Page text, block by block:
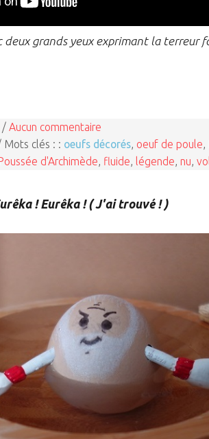
deux grands yeux exprimant la terreur
/ Aucun commentaire
Mots clés : : oeufs décorés, oeuf de poule,
d'Archimède, fluide, légende, nu,
! Eurêka ! ( J'ai trouvé ! )